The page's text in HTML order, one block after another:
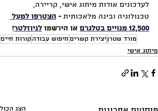
לעדכונים אודות מיתוג אישי, קריירה,
טכנולוגיה ובינה מלאכותית - הצטרפו למעל
12,500 מנויים בטלגרם
או הירשמו לניוזלטר!
מורד שטרןיצירת קשריםחיפוש עבודהקורות חיים
מיתוג אישי
הצג הכול